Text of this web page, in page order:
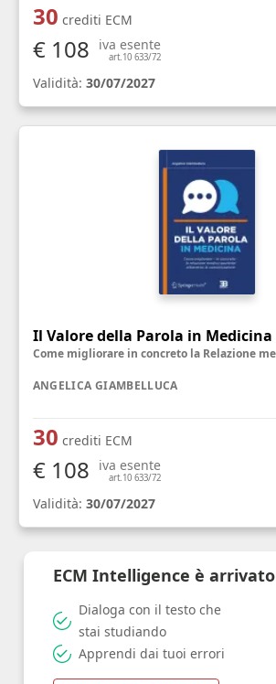
30 crediti ECM
€ 108 iva esente
art.10 633/72
Validità: 30/07/2027
Il Valore della Parola in Medicina
ANGELICA GIAMBELLUCA
30 crediti ECM
€ 108 iva esente
art.10 633/72
Validità: 30/07/2027
ECM Intelligence è arrivato
Dialoga con il testo che
stai studiando
Apprendi dai tuoi errori